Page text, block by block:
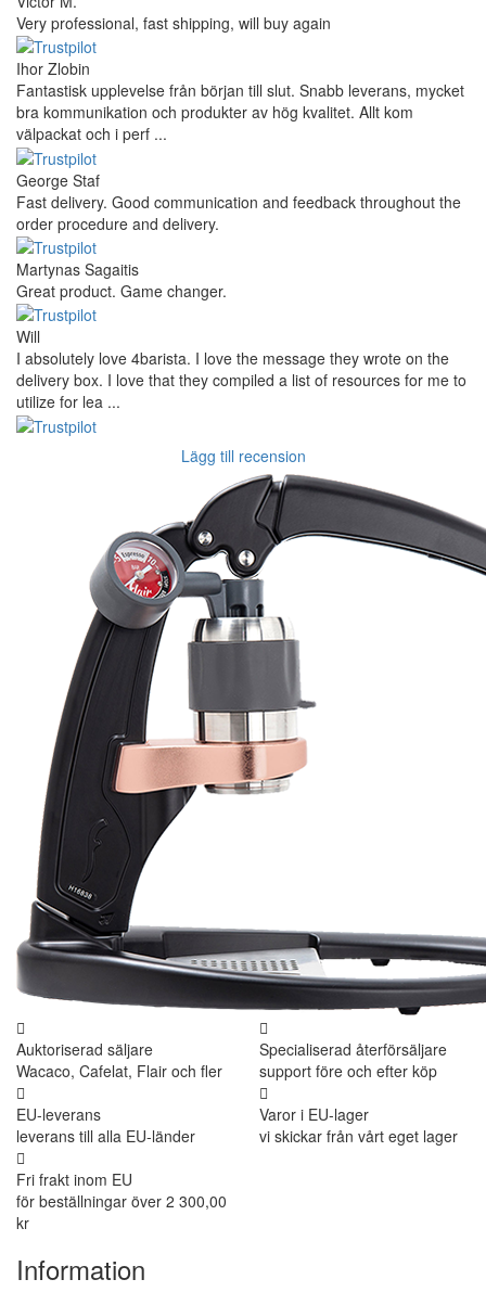
Very professional, fast shipping, will buy again
Ihor Zlobin
Fantastisk upplevelse från början till slut. Snabb leverans, mycket
bra kommunikation och produkter av hög kvalitet. Allt kom
välpackat och i perf ...
George Staf
Fast delivery. Good communication and feedback throughout the
order procedure and delivery.
Martynas Sagaitis
Great product. Game changer.
Will
I absolutely love 4barista. I love the message they wrote on the
delivery box. I love that they compiled a list of resources for me to
utilize for lea ...
Lägg till recension
Auktoriserad säljare
Wacaco, Cafelat, Flair och fler
Specialiserad återförsäljare
support före och efter köp
EU-leverans
leverans till alla EU-länder
Varor i EU-lager
vi skickar från vårt eget lager
Fri frakt inom EU
för beställningar över 2 300,00
kr
Information